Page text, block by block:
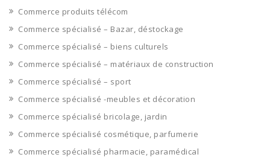
Commerce produits télécom
Commerce spécialisé – Bazar, déstockage
Commerce spécialisé – biens culturels
Commerce spécialisé – matériaux de construction
Commerce spécialisé – sport
Commerce spécialisé -meubles et décoration
Commerce spécialisé bricolage, jardin
Commerce spécialisé cosmétique, parfumerie
Commerce spécialisé pharmacie, paramédical